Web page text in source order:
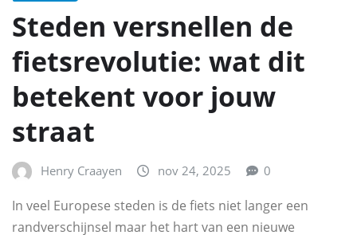
Steden versnellen de
fietsrevolutie: wat dit
betekent voor jouw
straat
Henry Craayen nov 24, 2025 0
In veel Europese steden is de fiets niet langer een
randverschijnsel maar het hart van een nieuwe